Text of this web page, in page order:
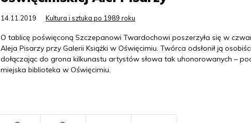
14.11.2019 Kultura i sztuka po 1989 roku
O tablicę poświęconą Szczepanowi Twardochowi poszerzyła się w
Aleja Pisarzy przy Galerii Książki w Oświęcimiu. Twórca odsłonił ją
dołączając do grona kilkunastu artystów słowa tak uhonorowanych –
miejska biblioteka w Oświęcimiu.